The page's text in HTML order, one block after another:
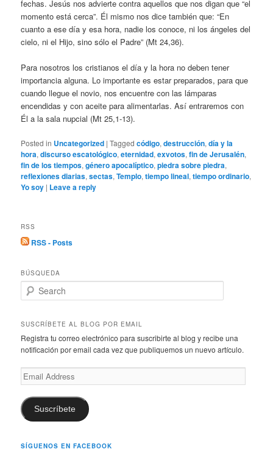
fechas. Jesús nos advierte contra aquellos que nos digan que “el
momento está cerca”. Él mismo nos dice también que: “En
cuanto a ese día y esa hora, nadie los conoce, ni los ángeles del
cielo, ni el Hijo, sino sólo el Padre” (Mt 24,36).
Para nosotros los cristianos el día y la hora no deben tener
importancia alguna. Lo importante es estar preparados, para que
cuando llegue el novio, nos encuentre con las lámparas
encendidas y con aceite para alimentarlas. Así entraremos con
Él a la sala nupcial (Mt 25,1-13).
Posted in Uncategorized |Tagged código,destrucción,día y la
hora,discurso escatológico,eternidad,exvotos,fin de Jerusalén,
fin de los tiempos,género apocalíptico,piedra sobre piedra,
reflexiones diarias,sectas,Templo,tiempo lineal,tiempo ordinario,
Yo soy | Leave a reply
RSS
RSS - Posts
BÚSQUEDA
e
r
h
SUSCRÍBETE AL BLOG POR EMAIL
Registra tu correo electrónico para suscribirte al blog y recibe una
notificación por email cada vez que publiquemos un nuevo artículo.
Email
Address
Suscríbete
SÍGUENOS EN FACEBOOK